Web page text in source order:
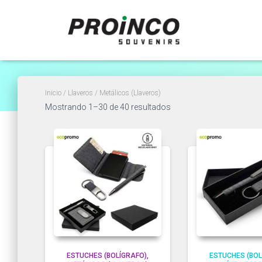
Inicio / Llaveros / Metálicos (Llaveros)
Mostrando 1–30 de 40 resultados
ESTUCHES (BOLÍGRAFO)
ESTUCHES